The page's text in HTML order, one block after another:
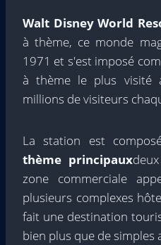
Walt Disney World
à thème, ce monde
1971 et s'est imposé
à thème le plus visité
millions de visiteurs
La station est
thème principaux
zone commerciale
plusieurs complexes
fait une destination
bien plus que de simples